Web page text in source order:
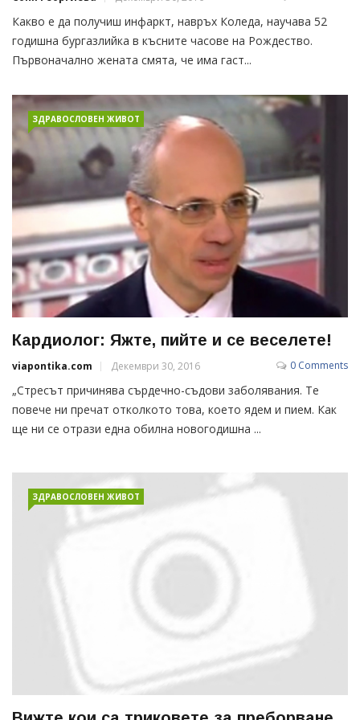
Какво е да получиш инфаркт, навръх Коледа, научава 52
годишна бургазлийка в късните часове на Рождество.
Първоначално жената смята, че има гаст...
ЗДРАВОСЛОВЕН ЖИВОТ
Кардиолог: Яжте, пийте и се веселете!
viapontika.com Декември 30, 2016 0 Comments
„Стресът причинява сърдечно-съдови заболявания. Те
повече ни пречат отколкото това, което ядем и пием. Как
ще ни се отрази една обилна новогодишна ...
ЗДРАВОСЛОВЕН ЖИВОТ